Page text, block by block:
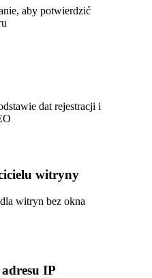
aby potwierdzić
dat rejestracji i
witryny
witryn bez okna
IP